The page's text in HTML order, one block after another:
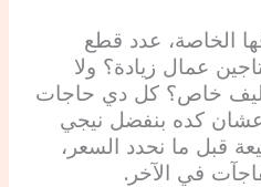
الخاصة، عدد قطع
عمال زيادة؟ ولا
خاص؟ كل دي حاجات
عشان كده بنفضل نيجي
قبل ما نحدد السعر،
في الآخر.